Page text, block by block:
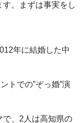
。まずは事実をし
年に結婚した中
トでの”ぞっ婚”演
で、2人は高知県の